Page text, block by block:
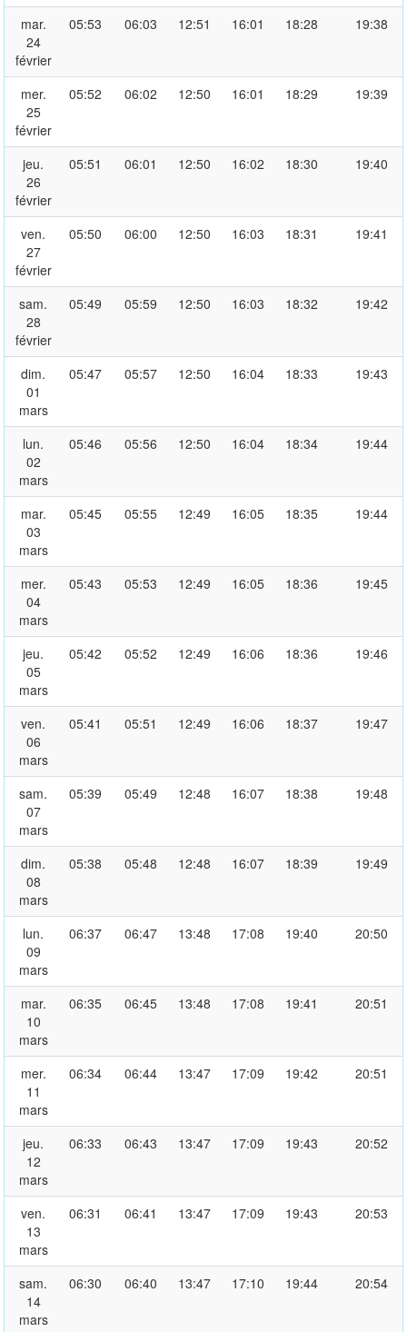
mar.
24
février
05:53 06:03 12:51 16:01 18:28 19:38
mer.
25
février
05:52 06:02 12:50 16:01 18:29 19:39
jeu.
26
février
05:51 06:01 12:50 16:02 18:30 19:40
ven.
27
février
05:50 06:00 12:50 16:03 18:31 19:41
sam.
28
février
05:49 05:59 12:50 16:03 18:32 19:42
dim.
01
mars
05:47 05:57 12:50 16:04 18:33 19:43
lun.
02
mars
05:46 05:56 12:50 16:04 18:34 19:44
mar.
03
mars
05:45 05:55 12:49 16:05 18:35 19:44
mer.
04
mars
05:43 05:53 12:49 16:05 18:36 19:45
jeu.
05
mars
05:42 05:52 12:49 16:06 18:36 19:46
ven.
06
mars
05:41 05:51 12:49 16:06 18:37 19:47
sam.
07
mars
05:39 05:49 12:48 16:07 18:38 19:48
dim.
08
mars
05:38 05:48 12:48 16:07 18:39 19:49
lun.
09
mars
06:37 06:47 13:48 17:08 19:40 20:50
mar.
10
mars
06:35 06:45 13:48 17:08 19:41 20:51
mer.
11
mars
06:34 06:44 13:47 17:09 19:42 20:51
jeu.
12
mars
06:33 06:43 13:47 17:09 19:43 20:52
ven.
13
mars
06:31 06:41 13:47 17:09 19:43 20:53
sam.
14
mars
06:30 06:40 13:47 17:10 19:44 20:54